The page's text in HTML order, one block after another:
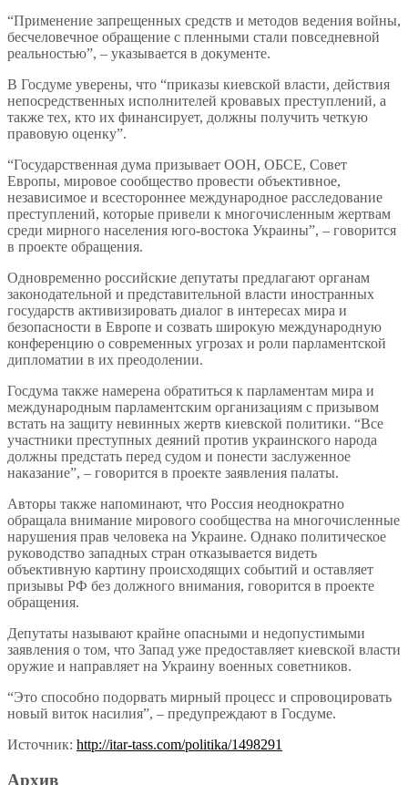
“Применение запрещенных средств и методов ведения войны,
бесчеловечное обращение с пленными стали повседневной
реальностью”, – указывается в документе.
В Госдуме уверены, что “приказы киевской власти, действия
непосредственных исполнителей кровавых преступлений, а
также тех, кто их финансирует, должны получить четкую
правовую оценку”.
“Государственная дума призывает ООН, ОБСЕ, Совет
Европы, мировое сообщество провести объективное,
независимое и всестороннее международное расследование
преступлений, которые привели к многочисленным жертвам
среди мирного населения юго-востока Украины”, – говорится
в проекте обращения.
Одновременно российские депутаты предлагают органам
законодательной и представительной власти иностранных
государств активизировать диалог в интересах мира и
безопасности в Европе и созвать широкую международную
конференцию о современных угрозах и роли парламентской
дипломатии в их преодолении.
Госдума также намерена обратиться к парламентам мира и
международным парламентским организациям с призывом
встать на защиту невинных жертв киевской политики. “Все
участники преступных деяний против украинского народа
должны предстать перед судом и понести заслуженное
наказание”, – говорится в проекте заявления палаты.
Авторы также напоминают, что Россия неоднократно
обращала внимание мирового сообщества на многочисленные
нарушения прав человека на Украине. Однако политическое
руководство западных стран отказывается видеть
объективную картину происходящих событий и оставляет
призывы РФ без должного внимания, говорится в проекте
обращения.
Депутаты называют крайне опасными и недопустимыми
заявления о том, что Запад уже предоставляет киевской власти
оружие и направляет на Украину военных советников.
“Это способно подорвать мирный процесс и спровоцировать
новый виток насилия”, – предупреждают в Госдуме.
Источник: http://itar-tass.com/politika/1498291
Архив